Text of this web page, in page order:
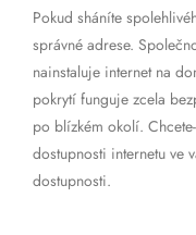
Pokud sháníte
správné adrese.
nainstaluje internet na
pokrytí funguje zcela
po blízkém okolí.
dostupnosti internetu ve
dostupnosti.